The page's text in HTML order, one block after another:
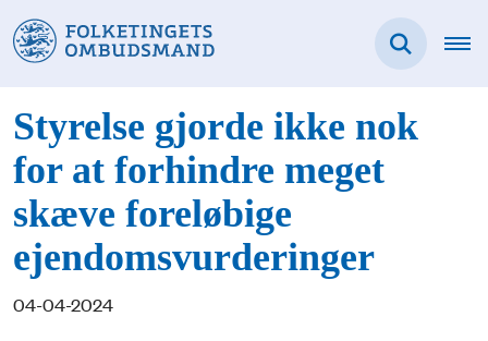
Styrelse gjorde ikke nok
for at forhindre meget
skæve foreløbige
ejendomsvurderinger
04-04-2024